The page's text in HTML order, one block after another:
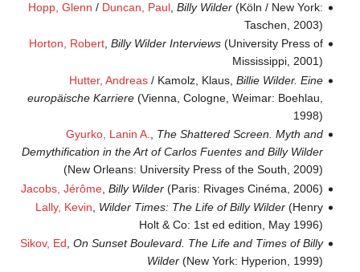
Hopp, Glenn / Duncan, Paul, Billy Wilder(Köln / New York:
Taschen, 2003)
Horton, Robert, Billy Wilder Interviews(University Press of
Mississippi, 2001)
Hutter, Andreas/ Kamolz, Klaus, Billie Wilder. Eine
europäische Karriere(Vienna, Cologne, Weimar: Boehlau,
1998)
Gyurko, Lanin A., The Shattered Screen. Myth and
Demythification in the Art of Carlos Fuentes and Billy Wilder
(New Orleans: University Press of the South, 2009)
Jacobs, Jérôme, Billy Wilder(Paris: Rivages Cinéma, 2006)
Lally, Kevin
Wilder Times: The Life of Billy Wilder(Henry
Holt & Co: 1st ed edition, May 1996)
Sikov, Ed, On Sunset Boulevard. The Life and Times of Billy
Wilder(New York: Hyperion, 1999)